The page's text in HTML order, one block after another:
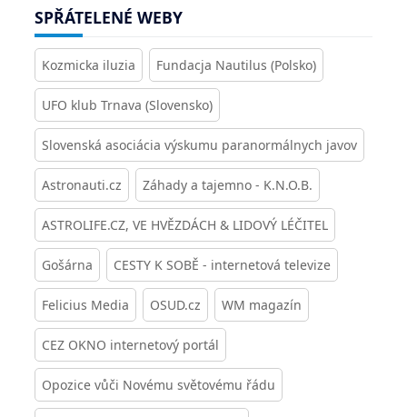
SPŘÁTELENÉ WEBY
Kozmicka iluzia Fundacja Nautilus (Polsko)
UFO klub Trnava (Slovensko)
Slovenská asociácia výskumu paranormálnych javov
Astronauti.cz Záhady a tajemno - K.N.O.B.
ASTROLIFE.CZ, VE HVĚZDÁCH & LIDOVÝ LÉČITEL
Gošárna CESTY K SOBĚ - internetová televize
Felicius Media OSUD.cz WM magazín
CEZ OKNO internetový portál
Opozice vůči Novému světovému řádu